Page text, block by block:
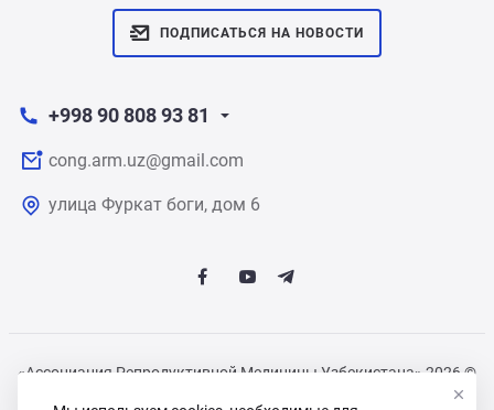
ПОДПИСАТЬСЯ НА НОВОСТИ
+998 90 808 93 81
cong.arm.uz@gmail.com
улица Фуркат боги, дом 6
«Ассоциация Репродуктивной Медицины Узбекистана» 2026 ©